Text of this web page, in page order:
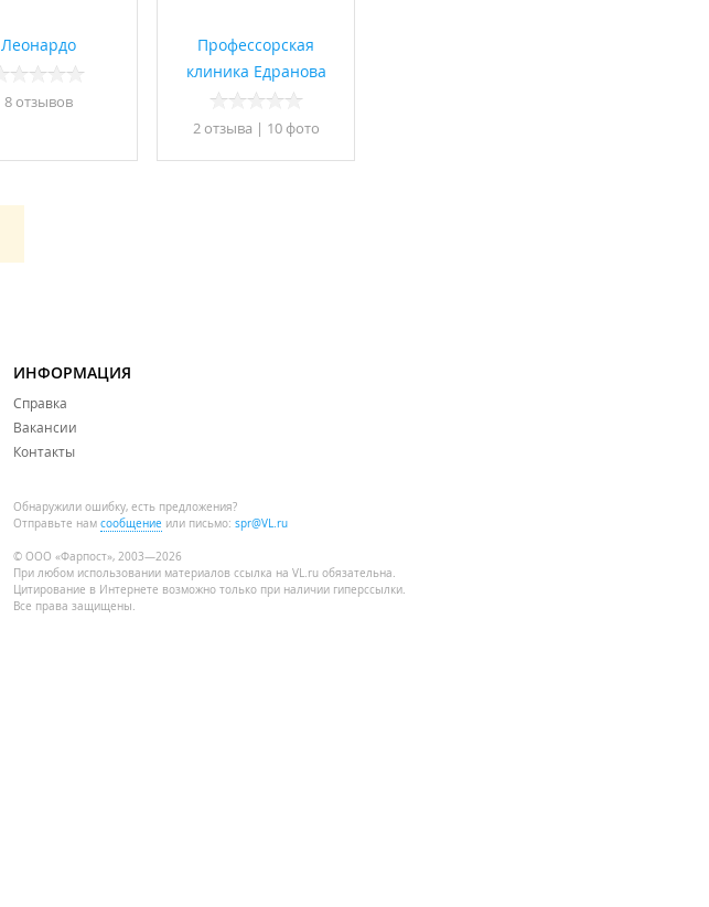
Леонардо
8 отзывов
Профессорская
клиника Едранова
2 отзывa | 10 фото
ИНФОРМАЦИЯ
Справка
Вакансии
Контакты
Обнаружили ошибку, есть предложения?
Отправьте нам сообщение или письмо: spr@VL.ru
© ООО «Фарпост», 2003—2026
При любом использовании материалов ссылка на VL.ru обязательна.
Цитирование в Интернете возможно только при наличии гиперссылки.
Все права защищены.